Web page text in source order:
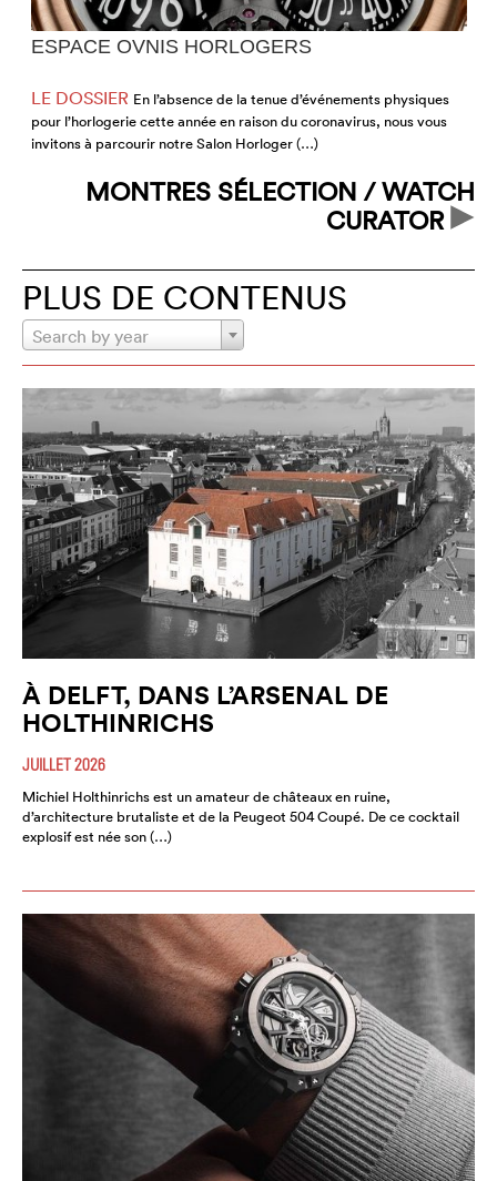
ESPACE OVNIS HORLOGERS
LE DOSSIER En l’absence de la tenue d’événements physiques
pour l’horlogerie cette année en raison du coronavirus, nous vous
invitons à parcourir notre Salon Horloger (…)
MONTRES SÉLECTION / WATCH
CURATOR
PLUS DE CONTENUS
Search by year
À DELFT, DANS L’ARSENAL DE
HOLTHINRICHS
JUILLET 2026
Michiel Holthinrichs est un amateur de châteaux en ruine,
d’architecture brutaliste et de la Peugeot 504 Coupé. De ce cocktail
explosif est née son (…)